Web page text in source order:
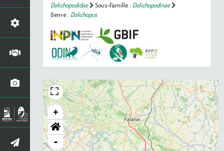
Dolichopodidae
Sous-Famille : Dolichopodinae
Genre : Dolichopus
+
-